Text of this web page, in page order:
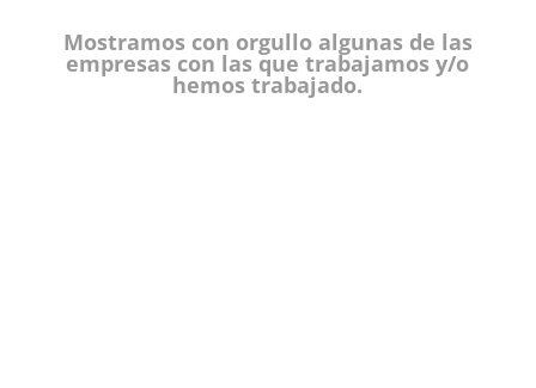
Mostramos con orgullo algunas de las
empresas con las que trabajamos y/o
hemos trabajado.